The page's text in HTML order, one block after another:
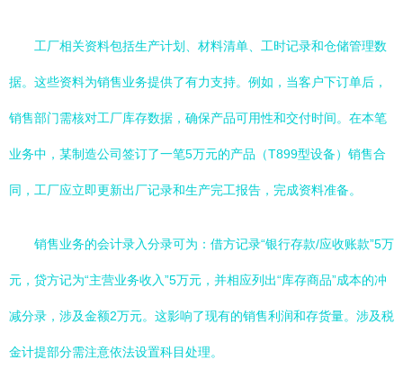
工厂相关资料包括生产计划、材料清单、工时记录和仓储管理数
据。这些资料为销售业务提供了有力支持。例如，当客户下订单后，
销售部门需核对工厂库存数据，确保产品可用性和交付时间。在本笔
业务中，某制造公司签订了一笔5万元的产品（T899型设备）销售合
同，工厂应立即更新出厂记录和生产完工报告，完成资料准备。
销售业务的会计录入分录可为：借方记录“银行存款/应收账款”5万
元，贷方记为“主营业务收入”5万元，并相应列出“库存商品”成本的冲
减分录，涉及金额2万元。这影响了现有的销售利润和存货量。涉及税
金计提部分需注意依法设置科目处理。